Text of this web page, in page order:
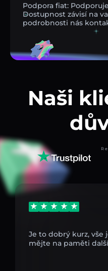
Podpora fiat:
Dostupnost závisí na
podrobnosti nás
Naši
Je to dobrý kurz, vše
mějte na paměti